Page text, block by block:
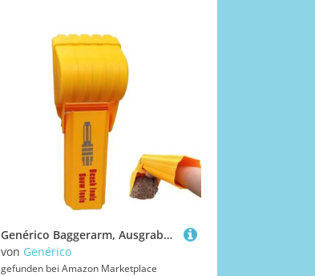
Genérico Baggerarm, Ausgrabungsspielzeug, , kleine Kinder, große Schaufeln, Training, Griff, Bau, Schloss, Camping, , Aktivitäten, Spaß im Freien
von Genérico
gefunden bei Amazon Marketplace